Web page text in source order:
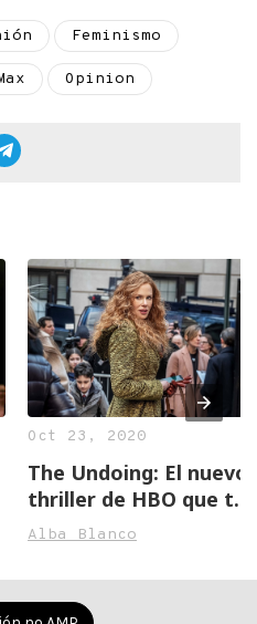
Feminismo
Opinion
Oct 23, 2020
The Undoing: El nuevo
thriller de HBO que te
dejará sin palabras
Alba Blanco